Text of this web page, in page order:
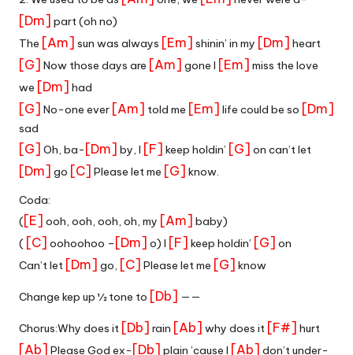
[Dm] part (oh no)
The [Am] sun was always [Em] shinin’ in my [Dm] heart
[G] Now those days are [Am] gone I [Em] miss the love
we [Dm] had
[G] No-one ever [Am] told me [Em] life could be so [Dm]
sad
[G] Oh, ba- [Dm] by, I [F] keep holdin’ [G] on can’t let
[Dm] go [C] Please let me [G] know.
Coda:
([E] ooh, ooh, ooh, oh, my [Am] baby)
( [C] oohoohoo – [Dm] o) I [F] keep holdin’ [G] on
Can’t let [Dm] go, [C] Please let me [G] know
Change kep up ½ tone to [Db] ——
Chorus:Why does it [Db] rain [Ab] why does it [F#] hurt
[Ab] Please God ex- [Db] plain ’cause I [Ab] don’t under-